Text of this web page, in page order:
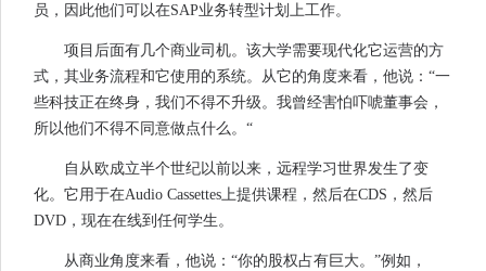
员，因此他们可以在SAP业务转型计划上工作。
项目后面有几个商业司机。该大学需要现代化它运营的方
式，其业务流程和它使用的系统。从它的角度来看，他说：“一
些科技正在终身，我们不得不升级。我曾经害怕吓唬董事会，
所以他们不得不同意做点什么。“
自从欧成立半个世纪以前以来，远程学习世界发生了变
化。它用于在Audio Cassettes上提供课程，然后在CDS，然后
DVD，现在在线到任何学生。
从商业角度来看，他说：“你的股权占有巨大。”例如，